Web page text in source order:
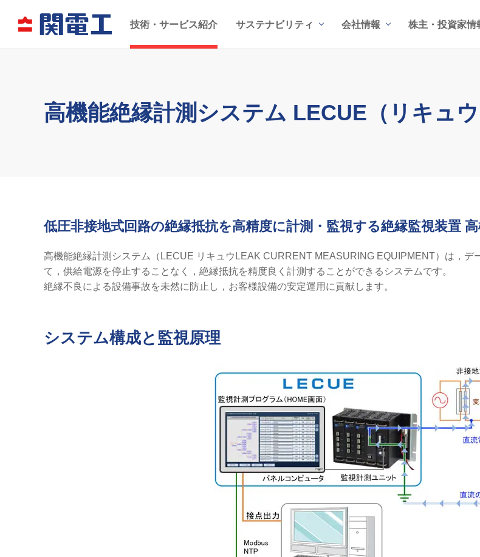
技術・サービス紹介 サステナビリティ 会社情報 株主・投資家情
高機能絶縁計測システム LECUE（リキュウ
低圧非接地式回路の絶縁抵抗を高精度に計測・監視する絶縁監視装置
高機能絶縁計測システム（LECUE リキュウLEAK CURRENT MEASURING EQUIPMENT）は，
て，供給電源を停止することなく，絶縁抵抗を精度良く計測することができるシステムです。
絶縁不良による設備事故を未然に防止し，お客様設備の安定運用に貢献します。
システム構成と監視原理